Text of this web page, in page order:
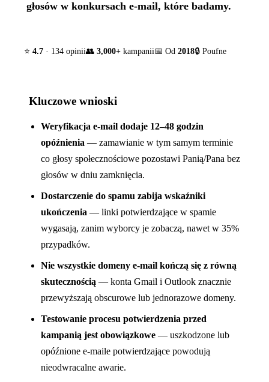
głosów w konkursach e-mail, które badamy.
⭐ 4.7 · 134 opinii👥 3,000+ kampanii📅 Od 2018🔒 Poufne
Kluczowe wnioski
Weryfikacja e-mail dodaje 12–48 godzin
opóźnienia — zamawianie w tym samym terminie
co głosy społecznościowe pozostawi Panią/Pana bez
głosów w dniu zamknięcia.
Dostarczenie do spamu zabija wskaźniki
ukończenia — linki potwierdzające w spamie
wygasają, zanim wyborcy je zobaczą, nawet w 35%
przypadków.
Nie wszystkie domeny e-mail kończą się z równą
skutecznością — konta Gmail i Outlook znacznie
przewyższają obscurowe lub jednorazowe domeny.
Testowanie procesu potwierdzenia przed
kampanią jest obowiązkowe — uszkodzone lub
opóźnione e-maile potwierdzające powodują
nieodwracalne awarie.